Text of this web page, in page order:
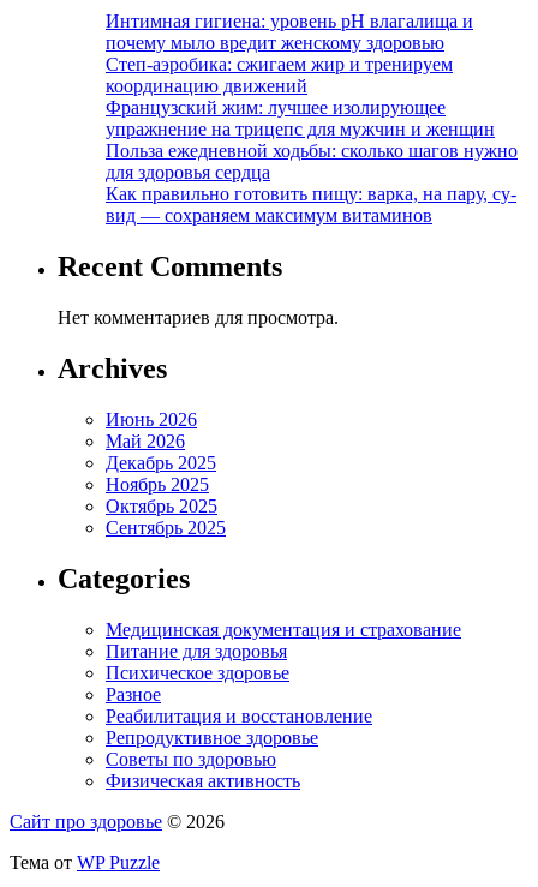
Интимная гигиена: уровень pH влагалища и
почему мыло вредит женскому здоровью
Степ-аэробика: сжигаем жир и тренируем
координацию движений
Французский жим: лучшее изолирующее
упражнение на трицепс для мужчин и женщин
Польза ежедневной ходьбы: сколько шагов нужно
для здоровья сердца
Как правильно готовить пищу: варка, на пару, су-
вид — сохраняем максимум витаминов
Recent Comments
Нет комментариев для просмотра.
Archives
Июнь 2026
Май 2026
Декабрь 2025
Ноябрь 2025
Октябрь 2025
Сентябрь 2025
Categories
Медицинская документация и страхование
Питание для здоровья
Психическое здоровье
Разное
Реабилитация и восстановление
Репродуктивное здоровье
Советы по здоровью
Физическая активность
Сайт про здоровье © 2026
Тема от WP Puzzle